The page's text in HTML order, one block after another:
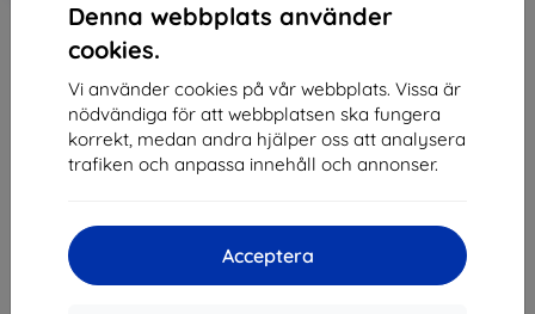
Denna webbplats använder
cookies.
Vi använder cookies på vår webbplats. Vissa är
nödvändiga för att webbplatsen ska fungera
korrekt, medan andra hjälper oss att analysera
trafiken och anpassa innehåll och annonser.
Acceptera
3MK FlexibleGlass Watch Garett
Naomi 2 Hybrid Glass
173 kr
89 kr
Sista varan i lager